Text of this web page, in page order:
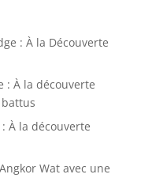
: À la Découverte
: À la découverte
battus
À la découverte
Wat avec une